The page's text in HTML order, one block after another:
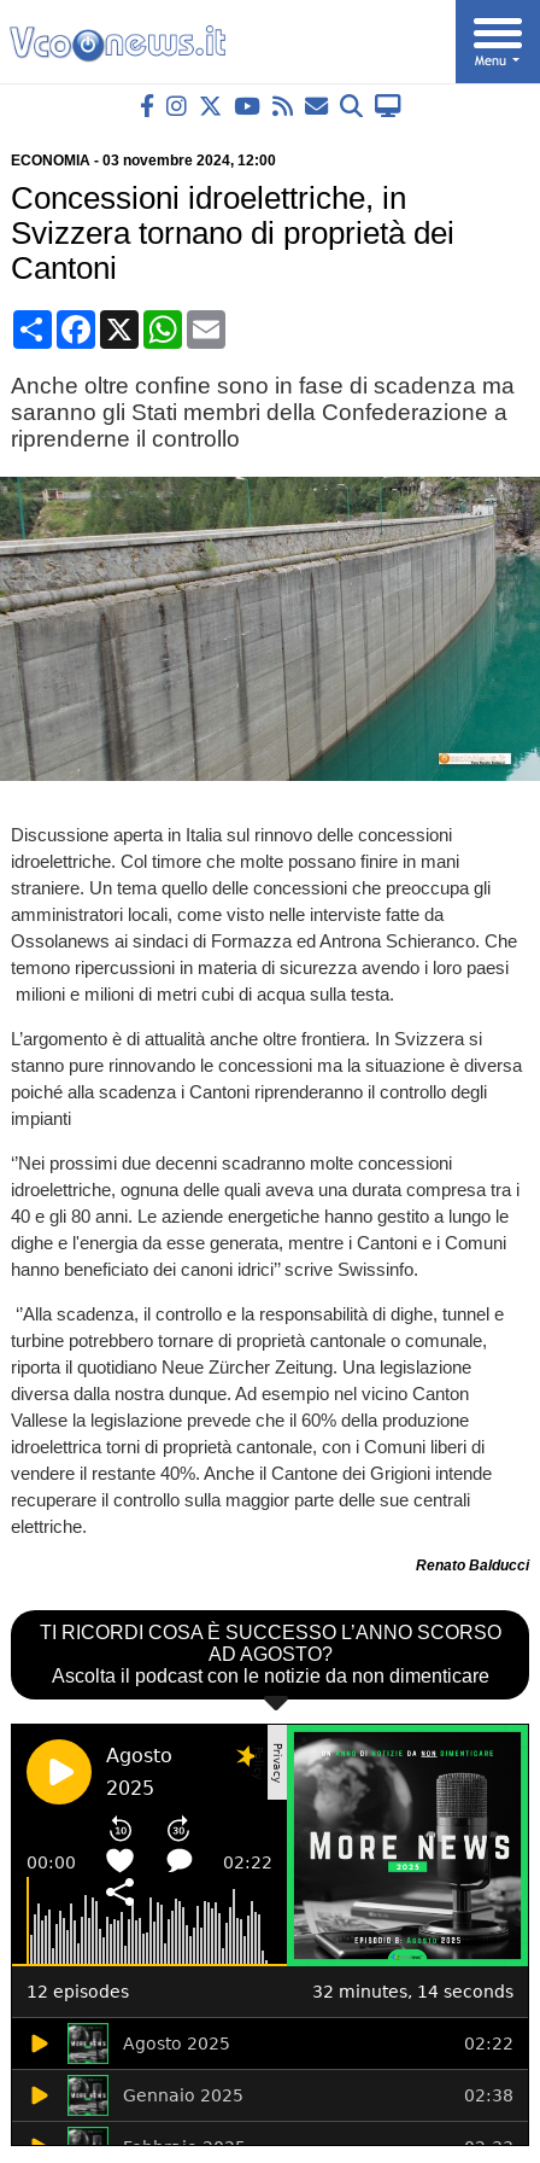
ECONOMIA- 03 novembre 2024, 12:00
Concessioni idroelettriche, in
Svizzera tornano di proprietà dei
Cantoni
CondividiFacebook
X WhatsApp
Email
Anche oltre confine sono in fase di scadenza ma
saranno gli Stati membri della Confederazione a
riprenderne il controllo
Discussione aperta in Italia sul rinnovo delle concessioni
idroelettriche. Col timore che molte possano finire in mani
straniere. Un tema quello delle concessioni che preoccupa gli
amministratori locali, come visto nelle interviste fatte da
Ossolanews ai sindaci di Formazza ed Antrona Schieranco. Che
temono ripercussioni in materia di sicurezza avendo i loro paesi
milioni e milioni di metri cubi di acqua sulla testa.
L’argomento è di attualità anche oltre frontiera. In Svizzera si
stanno pure rinnovando le concessioni ma la situazione è diversa
poiché alla scadenza i Cantoni riprenderanno il controllo degli
impianti
‘’Nei prossimi due decenni scadranno molte concessioni
idroelettriche, ognuna delle quali aveva una durata compresa tra i
40 e gli 80 anni. Le aziende energetiche hanno gestito a lungo le
dighe e l'energia da esse generata, mentre i Cantoni e i Comuni
hanno beneficiato dei canoni idrici’’ scrive Swissinfo.
‘’Alla scadenza, il controllo e la responsabilità di dighe, tunnel e
turbine potrebbero tornare di proprietà cantonale o comunale,
riporta il quotidiano Neue Zürcher Zeitung. Una legislazione
diversa dalla nostra dunque. Ad esempio nel vicino Canton
Vallese la legislazione prevede che il 60% della produzione
idroelettrica torni di proprietà cantonale, con i Comuni liberi di
vendere il restante 40%. Anche il Cantone dei Grigioni intende
recuperare il controllo sulla maggior parte delle sue centrali
elettriche.
Renato Balducci
TI RICORDI COSA È SUCCESSO L’ANNO SCORSO
AD AGOSTO?
Ascolta il podcast con le notizie da non dimenticare